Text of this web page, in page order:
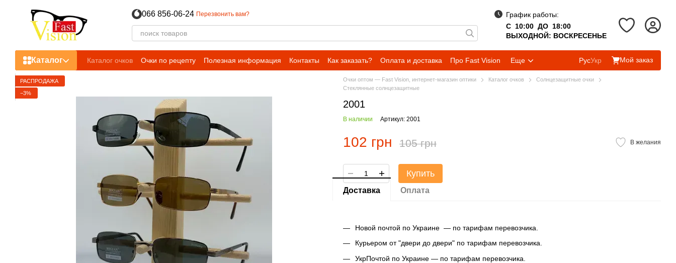
066 856-06-24 Перезвонить вам?
График работы:
С 10:00 ДО 18:00
ВЫХОДНОЙ: ВОСКРЕСЕНЬЕ
Каталог Каталог очков Очки по рецепту Полезная информация Контакты Как заказать? Оплата и доставка Про Fast Vision Еще РусУкр Мой заказ
РАСПРОДАЖА
−3%
Очки оптом — Fast Vision, интернет-магазин оптики Каталог очков
Солнцезащитные очки
Стеклянные солнцезащитные
2001
В наличии Артикул: 2001
102 грн 105 грн В желания
Купить
Доставка Оплата
Новой почтой по Украине — по тарифам перевозчика.
Курьером от "двери до двери" по тарифам перевозчика.
УкрПочтой по Украине — по тарифам перевозчика.